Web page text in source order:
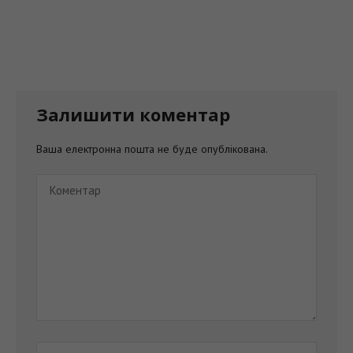
Залишити коментар
Ваша електронна пошта не буде опублікована.